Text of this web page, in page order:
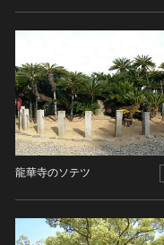
龍華寺のソテツ
漢 [中国]
五胡十六国 [中国]
南北朝（六朝） [
隋 [中国]
元 [中国]
写真
その他
考古資料
石器・石製品類
土器・土製品類
骨角・牙・貝製
民俗文化財(有形
民俗文化財(無形民
記念物(史跡)
記念物(名勝)
記念物(天然記念
伝統的建造物群保
文化財保存技術
地方指定文化財
NO COPYRIGHT
RESTRICTIONS
NO COPYRIGHT
作権なし-非営利
NO COPYRIGHT
RESTRICTIONS
NO COPYRIGHT
COPYRIGHT
COPYRIGHT
NO KNOWN